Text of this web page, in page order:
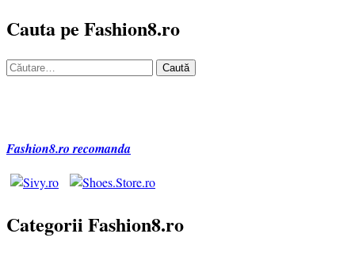
Cauta pe Fashion8.ro
Caută
Fashion8.ro recomanda
Categorii Fashion8.ro